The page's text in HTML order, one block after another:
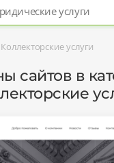
Коллекторские услуги
сайтов в